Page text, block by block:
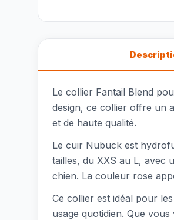
Le collier Fantail Blend
design, ce collier offre un
et de haute qualité.
Le cuir Nubuck est
tailles, du XXS au L, avec
chien. La couleur rose
Ce collier est idéal pour
usage quotidien. Que